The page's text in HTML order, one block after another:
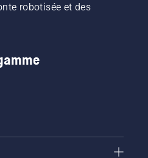
robotisée et des